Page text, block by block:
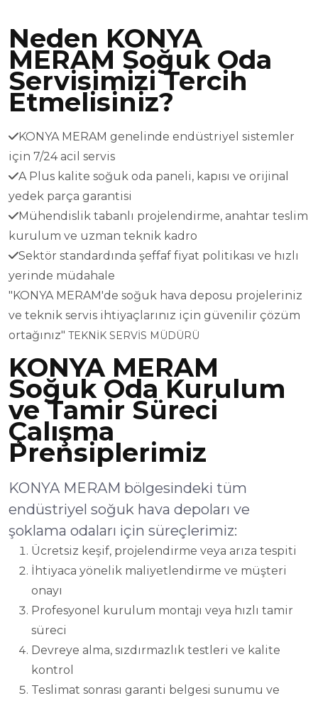
Neden KONYA
MERAM Soğuk Oda
Servisimizi Tercih
Etmelisiniz?
KONYA MERAM genelinde endüstriyel sistemler
için 7/24 acil servis
A Plus kalite soğuk oda paneli, kapısı ve orijinal
yedek parça garantisi
Mühendislik tabanlı projelendirme, anahtar teslim
kurulum ve uzman teknik kadro
Sektör standardında şeffaf fiyat politikası ve hızlı
yerinde müdahale
"KONYA MERAM'de soğuk hava deposu projeleriniz
ve teknik servis ihtiyaçlarınız için güvenilir çözüm
ortağınız" TEKNİK SERVİS MÜDÜRÜ
KONYA MERAM
Soğuk Oda Kurulum
ve Tamir Süreci
Çalışma
Prensiplerimiz
KONYA MERAM bölgesindeki tüm
endüstriyel soğuk hava depoları ve
şoklama odaları için süreçlerimiz:
Ücretsiz keşif, projelendirme veya arıza tespiti
İhtiyaca yönelik maliyetlendirme ve müşteri
onayı
Profesyonel kurulum montajı veya hızlı tamir
süreci
Devreye alma, sızdırmazlık testleri ve kalite
kontrol
Teslimat sonrası garanti belgesi sunumu ve